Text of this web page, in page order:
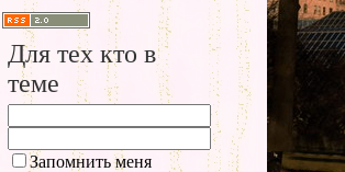
Для тех кто в
теме
Запомнить меня